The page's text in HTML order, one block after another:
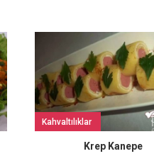
Kahvaltılıklar
Krep Kanepe